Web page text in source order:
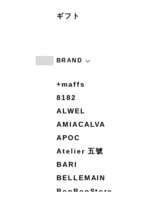
ギフト
BRAND
+maffs
8182
ALWEL
AMIACALVA
APOC
Atelier 五號
BARI
BELLEMAIN
BonBonStore